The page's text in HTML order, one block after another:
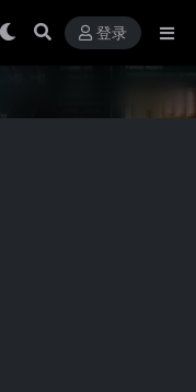
登录